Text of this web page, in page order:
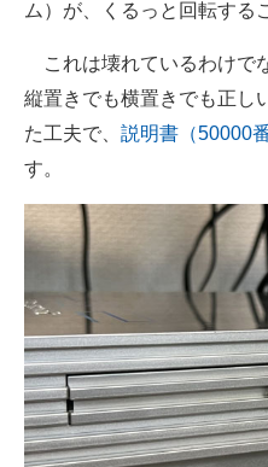
ム）が、くるっと回転する
これは壊れているわけで
縦置きでも横置きでも正し
た工夫で、 説明書（50000番
す。